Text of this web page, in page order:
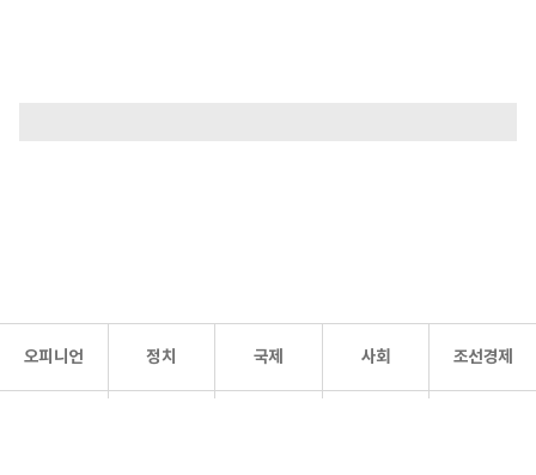
오피니언 정치 국제 사회 조선경제